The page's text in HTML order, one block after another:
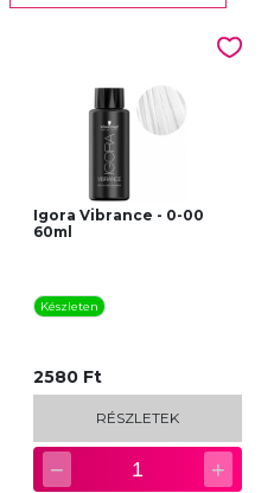
Igora Vibrance - 0-00
60ml
Készleten
2580 Ft
RÉSZLETEK
− 1 +